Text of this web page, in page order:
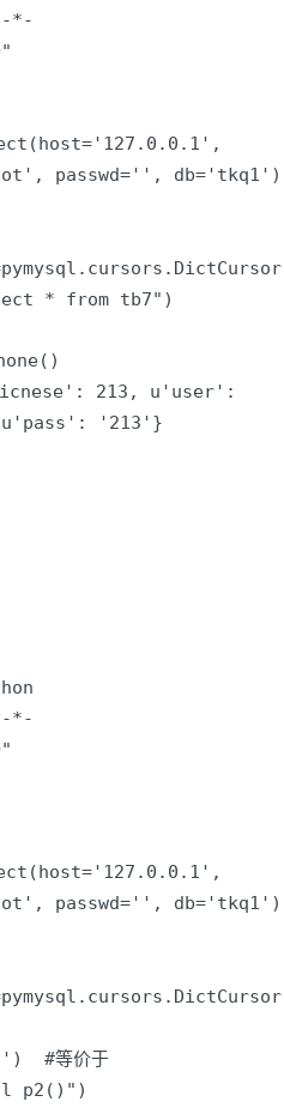
*-
='127.0.0.1' ,
, passwd=' ', db=' tkq1')
* from tb7" )
213, u'user':
'213'}
*-
='127.0.0.1' ,
, passwd=' ', db=' tkq1')
) #等价于
p2()")